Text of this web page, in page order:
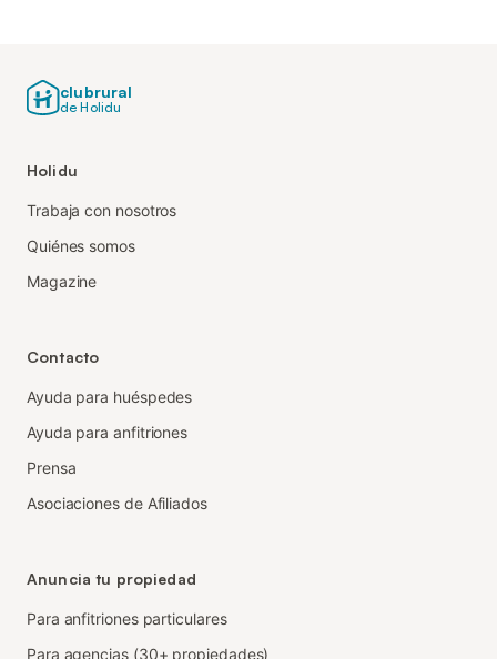
clubrural
de Holidu
Holidu
Trabaja con nosotros
Quiénes somos
Magazine
Contacto
Ayuda para huéspedes
Ayuda para anfitriones
Prensa
Asociaciones de Afiliados
Anuncia tu propiedad
Para anfitriones particulares
Para agencias (30+ propiedades)